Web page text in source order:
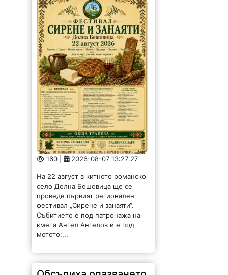
160 | 2026-08-07 13:27:27
На 22 август в китното романско
село Долна Бешовица ще се
проведе първият регионален
фестивал „Сирене и занаяти“.
Събитието е под патронажа на
кмета Ангел Ангелов и е под
Обсъдиха опазването